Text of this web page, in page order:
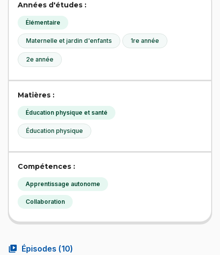
Années d'études :
Élémentaire
Maternelle et jardin d'enfants 1re année
2e année
Matières :
Éducation physique et santé
Éducation physique
Compétences :
Apprentissage autonome
Collaboration
video_library Épisodes (10)